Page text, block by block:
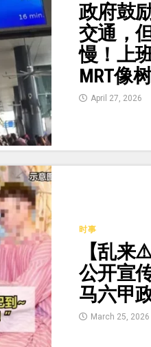
政府鼓
交通，
慢！上
MRT像
April 27, 2026
时事
【乱来
公开宣
马六甲
March 25, 2026